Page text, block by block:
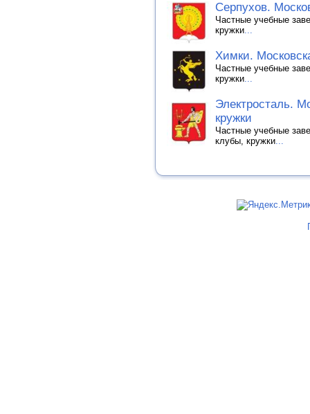
Серпухов.
Частные учебные
кружки...
Химки.
Частные учебные
кружки...
Электросталь.
кружки
Частные учебные
клубы, кружки...